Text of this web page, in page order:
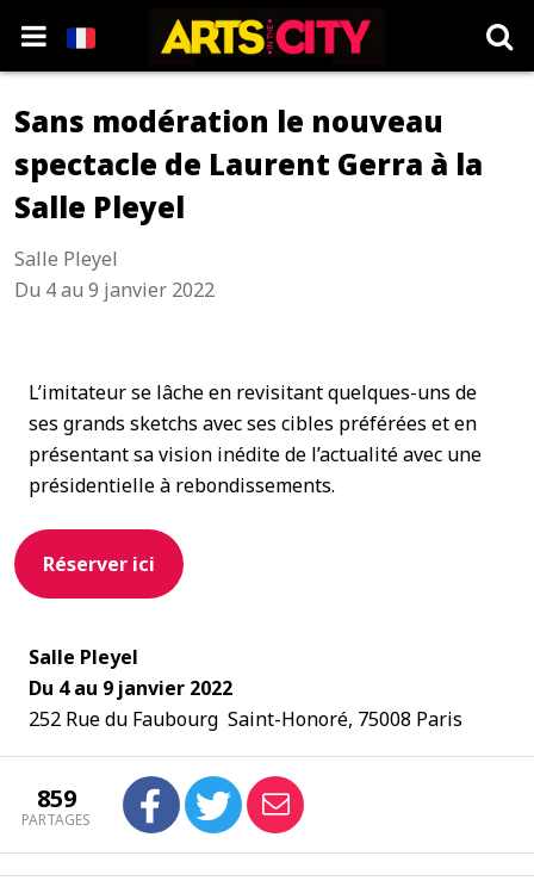
Sans modération le nouveau
spectacle de Laurent Gerra à la
Salle Pleyel
Salle Pleyel
Du 4 au 9 janvier 2022
L’imitateur se lâche en revisitant quelques-uns de
ses grands sketchs avec ses cibles préférées et en
présentant sa vision inédite de l’actualité avec une
présidentielle à rebondissements.
Réserver ici
Salle Pleyel
Du 4 au 9 janvier 2022
252 Rue du Faubourg Saint-Honoré, 75008 Paris
859
PARTAGES